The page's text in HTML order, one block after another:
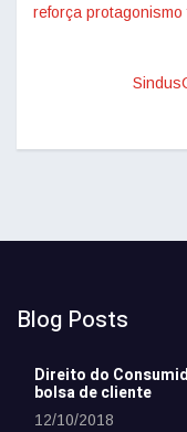
reforça protagonismo
Blog Posts
Direito do
bolsa de cliente
12/10/2018